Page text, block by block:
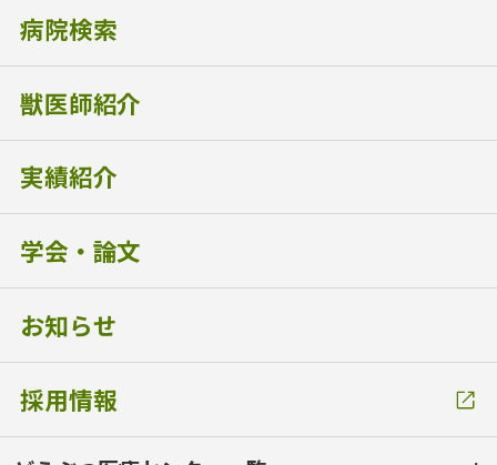
病院検索
獣医師紹介
実績紹介
学会・論文
お知らせ
採用情報